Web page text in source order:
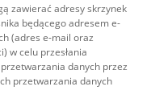
zawierać adresy skrzynek
będącego adresem e-
(adres e-mail oraz
w celu przesłania
danych przez
przetwarzania danych